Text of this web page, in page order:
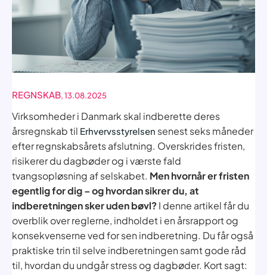
REGNSKAB, 13.08.2025
Virksomheder i Danmark skal indberette deres
årsregnskab til Erhvervsstyrelsen senest seks måneder
efter regnskabsårets afslutning. Overskrides fristen,
risikerer du dagbøder og i værste fald
tvangsopløsning af selskabet. Men hvornår er fristen
egentlig for dig – og hvordan sikrer du, at
indberetningen sker uden bøvl?I denne artikel får du
overblik over reglerne, indholdet i en årsrapport og
konsekvenserne ved for sen indberetning. Du får også
praktiske trin til selve indberetningen samt gode råd
til, hvordan du undgår stress og dagbøder. Kort sagt: